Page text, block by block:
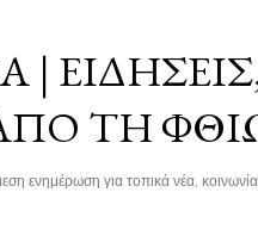
ΤΗ
ενημέρωση για τοπικά νέα, κοινωνία,